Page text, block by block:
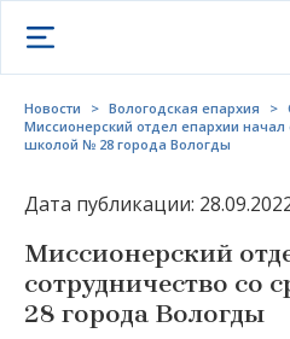
Открыть меню
Новости > Вологодская епархия >
Миссионерский отдел епархии начал
школой № 28 города Вологды
Дата публикации:
Миссионерский
сотрудничество со
28 города Вологды